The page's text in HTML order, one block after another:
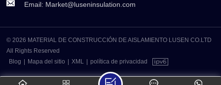
Email: Market@luseninsulation.com
© 2026 MATERIAL DE CONSTRUCCIÓN DE AISLAMIENTO LUSEN CO.LTD
All Rights Reserved
Blog
Mapa del sitio XML política de privacidad